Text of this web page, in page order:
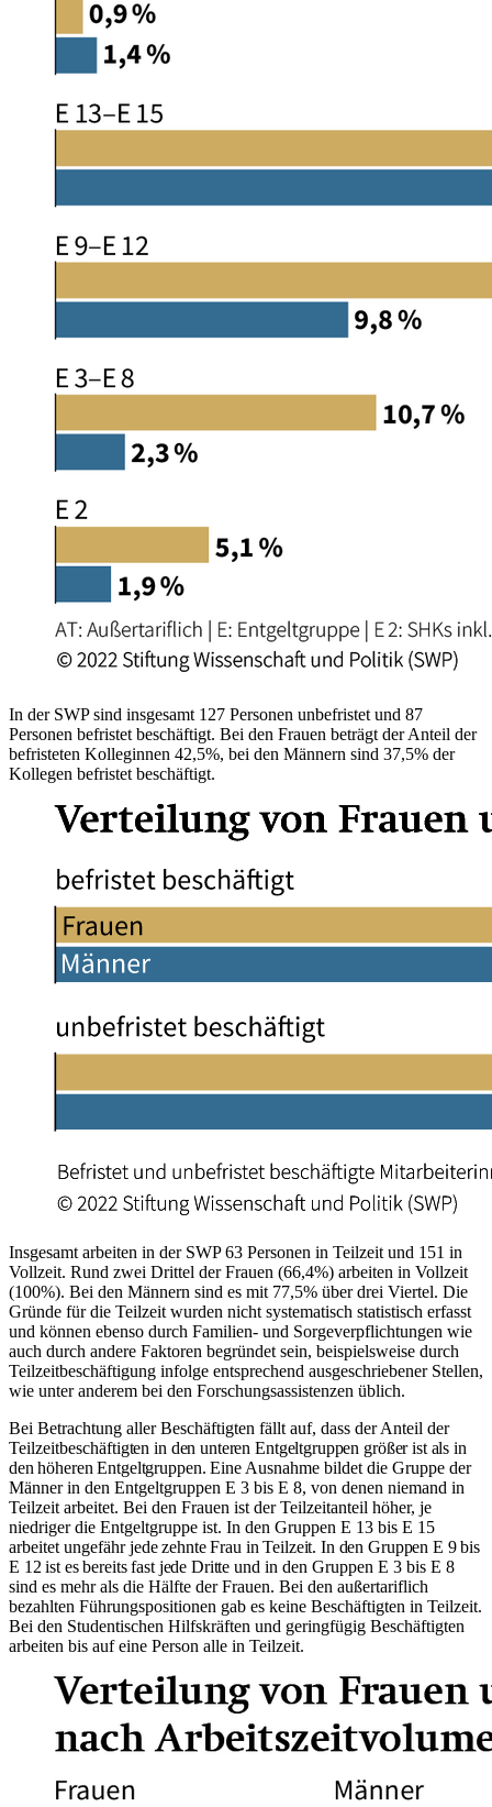
In der SWP sind insgesamt 127 Personen unbefristet und 87
Personen befristet beschäftigt. Bei den Frauen beträgt der Anteil der
befristeten Kolleginnen 42,5%, bei den Männern sind 37,5% der
Kollegen befristet beschäftigt.
Insgesamt arbeiten in der SWP 63 Personen in Teilzeit und 151 in
Vollzeit. Rund zwei Drittel der Frauen (66,4%) arbeiten in Vollzeit
(100%). Bei den Männern sind es mit 77,5% über drei Viertel. Die
Gründe für die Teilzeit wurden nicht systematisch statistisch erfasst
und können ebenso durch Familien- und Sorgeverpflichtungen wie
auch durch andere Faktoren begründet sein, beispielsweise durch
Teilzeit­beschäftigung infolge entsprechend ausgeschriebener Stellen,
wie unter anderem bei den Forschungsassistenzen üblich.
Bei Betrachtung aller Beschäftigten fällt auf, dass der Anteil der
Teilzeitbeschäftigten in den unteren Entgeltgruppen größer ist als in
den höheren Entgeltgruppen. Eine Ausnahme bildet die Gruppe der
Männer in den Entgeltgruppen E 3 bis E 8, von denen niemand in
Teilzeit arbeitet. Bei den Frauen ist der Teilzeitanteil höher, je
niedriger die Entgeltgruppe ist. In den Gruppen E 13 bis E 15
arbeitet ungefährjede zehnte Frau in Teilzeit. In den Gruppen E 9 bis
E 12 ist es bereits fast jede Dritte und in den Gruppen E 3 bis E 8
sind es mehr als die Hälfte der Frauen. Bei den außertariflich
bezahlten Führungspositionen gab es keine Beschäftigten in Teilzeit.
Bei den Studentischen Hilfskräften und geringfügig Beschäftigten
arbeiten bis auf eine Person alle in Teilzeit.